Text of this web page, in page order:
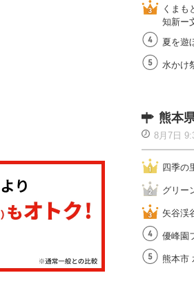
くまも
知新ー
夏を遊
水かけ
熊本
8月7日
四季の
グリー
矢谷渓
優峰園
熊本市